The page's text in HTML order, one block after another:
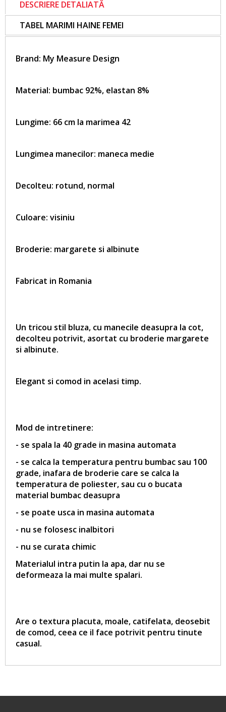
DESCRIERE DETALIATĂ
TABEL MARIMI HAINE FEMEI
Brand: My Measure Design
Material: bumbac 92%, elastan 8%
Lungime: 66 cm la marimea 42
Lungimea manecilor: maneca medie
Decolteu: rotund, normal
Culoare: visiniu
Broderie: margarete si albinute
Fabricat in Romania
Un tricou stil bluza, cu manecile deasupra la cot,
decolteu potrivit, asortat cu broderie margarete
si albinute.
Elegant si comod in acelasi timp.
Mod de intretinere:
- se spala la 40 grade in masina automata
- se calca la temperatura pentru bumbac sau 100
grade, inafara de broderie care se calca la
temperatura de poliester, sau cu o bucata
material bumbac deasupra
- se poate usca in masina automata
- nu se folosesc inalbitori
- nu se curata chimic
Materialul intra putin la apa, dar nu se
deformeaza la mai multe spalari.
Are o textura placuta, moale, catifelata, deosebit
de comod, ceea ce il face potrivit pentru tinute
casual.